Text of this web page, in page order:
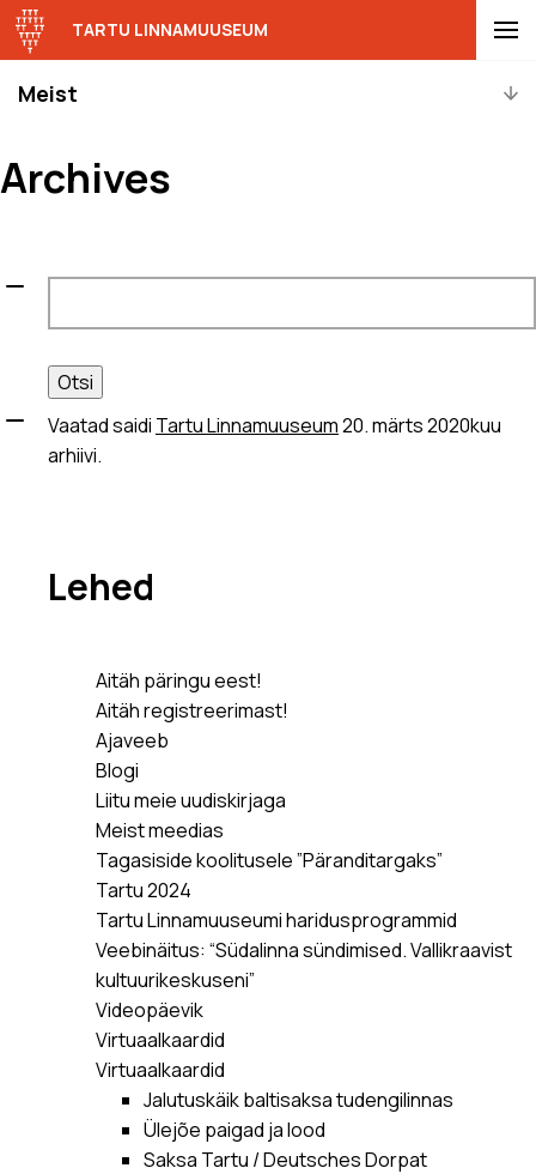
Meist
TARTU LINNAMUUSEUM
Archives
Otsi:
Vaatad saidi Tartu Linnamuuseum20. märts 2020kuu
arhiivi.
Lehed
Aitäh päringu eest!
Aitäh registreerimast!
Ajaveeb
Blogi
Liitu meie uudiskirjaga
Meist meedias
Tagasiside koolitusele ”Päranditargaks”
Tartu 2024
Tartu Linnamuuseumi haridusprogrammid
Veebinäitus: “Südalinna sündimised. Vallikraavist
kultuurikeskuseni”
Videopäevik
Virtuaalkaardid
Virtuaalkaardid
Jalutuskäik baltisaksa tudengilinnas
Ülejõe paigad ja lood
Saksa Tartu / Deutsches Dorpat